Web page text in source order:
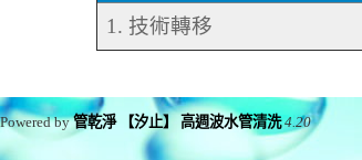
1. 技術轉移
Powered by管乾淨 【汐止】 高週波水管清洗 4.20